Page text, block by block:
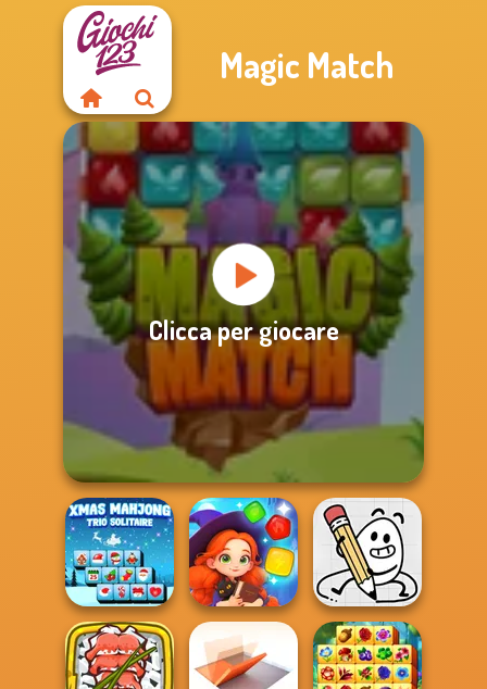
Magic Match
Clicca per giocare
Xmas Mahjong
Magic and